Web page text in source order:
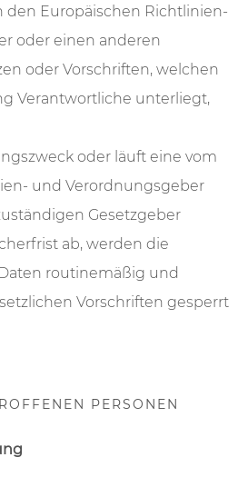
den Europäischen Richtlinien-
oder einen anderen
oder Vorschriften, welchen
Verantwortliche unterliegt,
oder läuft eine vom
und Verordnungsgeber
Gesetzgeber
ab, werden die
routinemäßig und
Vorschriften gesperrt
PERSONEN